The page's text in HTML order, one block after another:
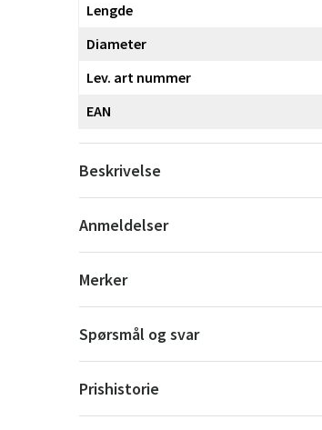
Lengde
Diameter
Lev. art nummer
EAN
Beskrivelse
Anmeldelser
Merker
Spørsmål og svar
Prishistorie